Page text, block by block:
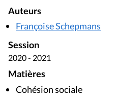
Auteurs
Françoise Schepmans
Session
2020 - 2021
Matières
Cohésion sociale